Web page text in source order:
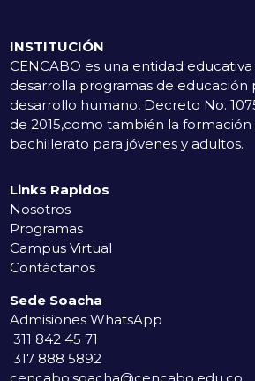
INSTITUCIÓN
CENCABO es una entidad
desarrolla programas de educación
desarrollo humano, Decreto No.
de 2015,como también la
bachillerato para jóvenes y adultos.
Links Rapidos
Nosotros
Programas
Campus Virtual
Contáctanos
Sede Soacha
Admisiones WhatsApp
311 842 45 71
317 888 5892